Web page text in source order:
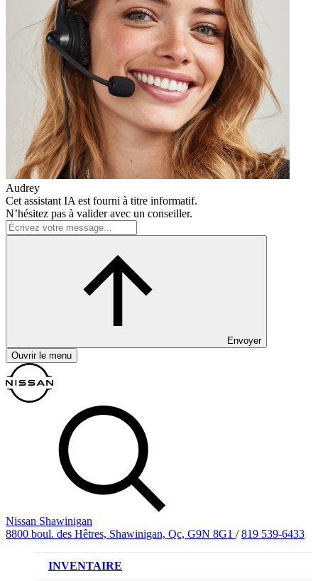
Audrey
Cet assistant IA est fourni à titre informatif.
N’hésitez pas à valider avec un conseiller.
Envoyer
Ouvrir le menu
Nissan Shawinigan
8800 boul. des Hêtres, Shawinigan, Qc, G9N 8G1 / 819 539-6433
INVENTAIRE